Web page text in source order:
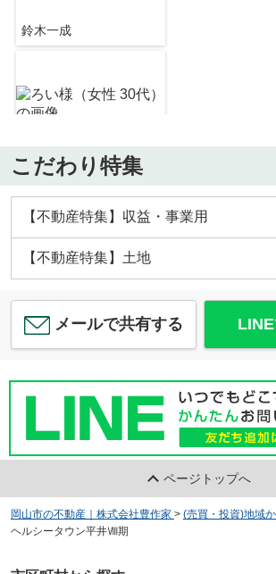
約4184m／53分
約453m／6分
約489m／7分
中区竹井戸建（オーナーチェンジ）
1,500万円 / 3DK
鈴木一成
鈴木一成
鈴木一成
鈴木一成
こだわり特集
【不動産特集】収益・事業用
【不動産特集】土地
メールで共有する
ページトップへ
岡山市の不動産｜株式会社豊作家 > (売買・投資)地域
ヘルシータウン平井Ⅷ期